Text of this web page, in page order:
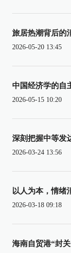
旅居热潮背后的
2026-05-20 13:45
中国经济学的自
2026-05-15 10:20
深刻把握中等发
2026-03-24 13:56
以人为本，情绪
2026-03-18 09:18
海南自贸港“封